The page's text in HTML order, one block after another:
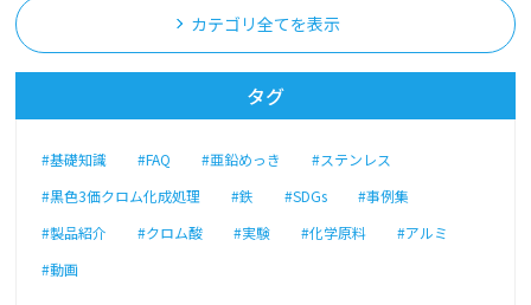
カテゴリ全てを表示
タグ
#基礎知識 #FAQ #亜鉛めっき
#ステンレス
#黒色3価クロム化成処理
#鉄 #SDGs
#事例集
#製品紹介
#クロム酸 #実験 #化学原料
#アルミ
#動画